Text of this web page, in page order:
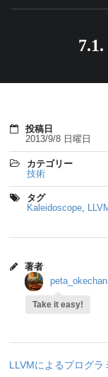
投稿日
2013/9/8 日曜日
カテゴリー
技術
タグ
Kaleidoscope,
著者
peta_okechan
Take it easy!
LLVMによるプログラ